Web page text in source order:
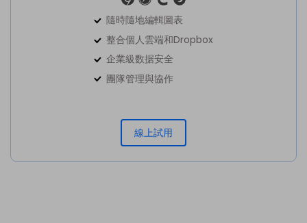
隨時隨地編輯圖表
整合個人雲端和Dropbox
企業級数据安全
團隊管理與協作
線上試用